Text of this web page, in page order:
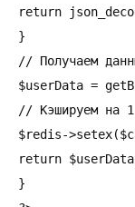
return
}
// Получаем
$userData =
// Кэшируем на
$redis-
return
}